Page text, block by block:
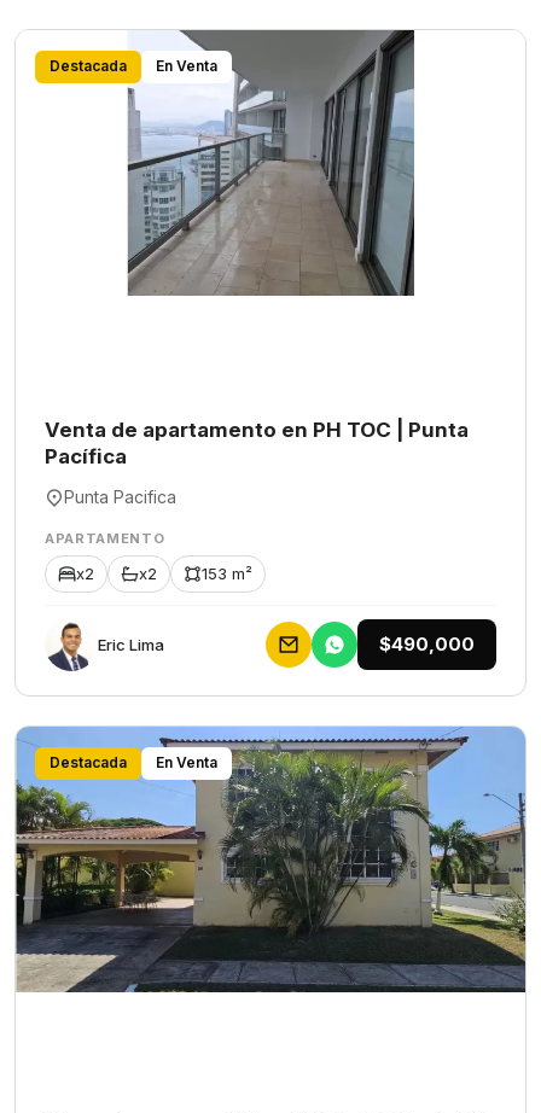
Destacada En Venta
Venta de apartamento en PH TOC | Punta
Pacífica
Punta Pacifica
APARTAMENTO
x2 x2 153 m²
Eric Lima $490,000
Destacada En Venta